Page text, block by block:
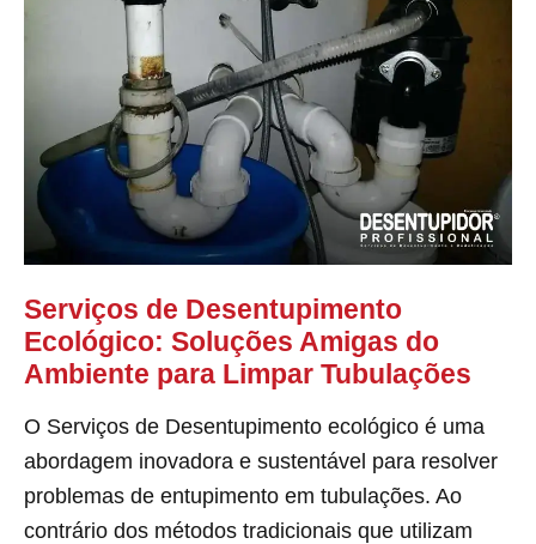
Serviços de Desentupimento
Ecológico: Soluções Amigas do
Ambiente para Limpar Tubulações
O Serviços de Desentupimento ecológico é uma
abordagem inovadora e sustentável para resolver
problemas de entupimento em tubulações. Ao
contrário dos métodos tradicionais que utilizam